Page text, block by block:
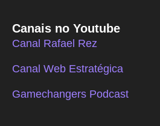
Canais no Youtube
Canal Rafael Rez
Canal Web Estratégica
Gamechangers Podcast